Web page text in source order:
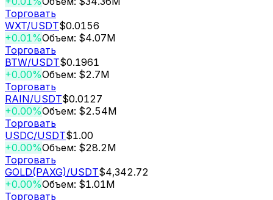
Торговать
WXT/USDT$0.0156
+0.01%Объем: $4.07M
Торговать
BTW/USDT$0.1961
+0.00%Объем: $2.7M
Торговать
RAIN/USDT$0.0127
+0.00%Объем: $2.54M
Торговать
USDC/USDT$1.00
+0.00%Объем: $28.2M
Торговать
GOLD(PAXG)/USDT$4,342.72
+0.00%Объем: $1.01M
Торговать